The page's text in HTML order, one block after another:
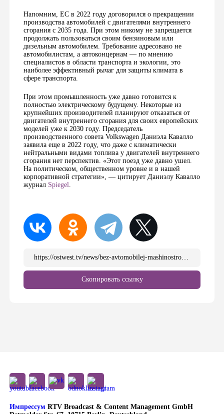
Напомним, ЕС в 2022 году договорился о прекращении
производства автомобилей с двигателями внутреннего
сгорания с 2035 года. При этом никому не запрещается
продолжать пользоваться своим бензиновым или
дизельным автомобилем. Требование адресовано не
автомобилистам, а автоконцернам — по мнению
специалистов в области транспорта и экологии, это
наиболее эффективный рычаг для защиты климата в
сфере транспорта.
При этом промышленность уже давно готовится к
полностью электрическому будущему. Некоторые из
крупнейших производителей планируют отказаться от
двигателей внутреннего сгорания для своих европейских
моделей уже к 2030 году. Председатель
производственного совета Volkswagen Даниэла Кавалло
заявила еще в 2022 году, что даже с климатически
нейтральными видами топлива у двигателей внутреннего
сгорания нет перспектив. «Этот поезд уже давно ушел.
На политическом, общественном уровне и в нашей
корпоративной стратегии», — цитирует Даниэлу Кавалло
журнал Spiegel
https://ostwest.tv/news/bez-avtomobilej-mashinostroeniya-i-himii-germaniya-eto-dama-bez-niza-premer-ministr-bavarii/
Скопировать ссылку
Импрессум RTV Broadcast & Content Management GmbH